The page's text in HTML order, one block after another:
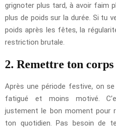
grignoter plus tard, à avoir faim
plus de poids sur la durée. Si tu
poids après les fêtes, la
restriction brutale.
2. Remettre ton
Après une période festive, on
fatigué et moins motivé.
justement le bon moment pour
ton quotidien. Pas besoin de